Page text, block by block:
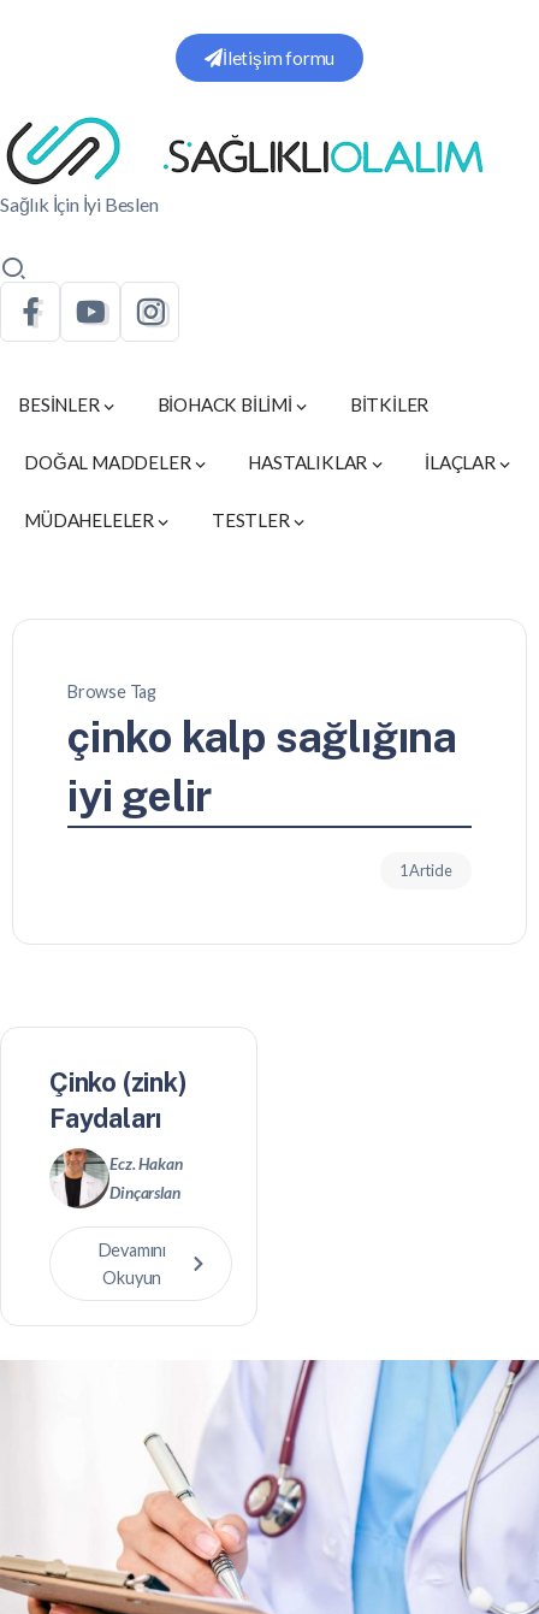
İletişim formu
Sağlık İçin İyi Beslen
BESİNLER BİOHACK BİLİMİ BİTKİLER
DOĞAL MADDELER HASTALIKLAR İLAÇLAR
MÜDAHELELER TESTLER
Browse Tag
çinko kalp sağlığına
iyi gelir
1 Article
Çinko (zink)
Faydaları
Ecz. Hakan
Dinçarslan
Devamını
Okuyun